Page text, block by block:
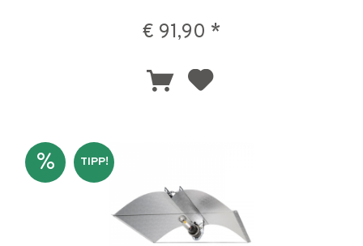
€ 91,90 *
TIPP!